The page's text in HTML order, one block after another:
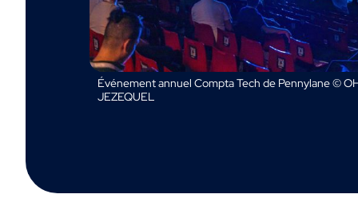
Événement annuel Compta Tech de Pennylane ©
JEZEQUEL